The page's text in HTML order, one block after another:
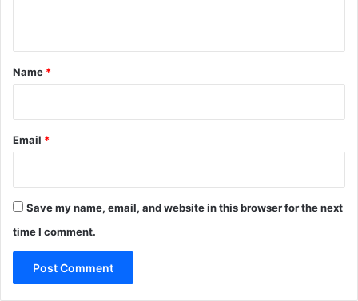
*
Name *
Email *
Save my name, email, and website in this browser for the next
time I comment.